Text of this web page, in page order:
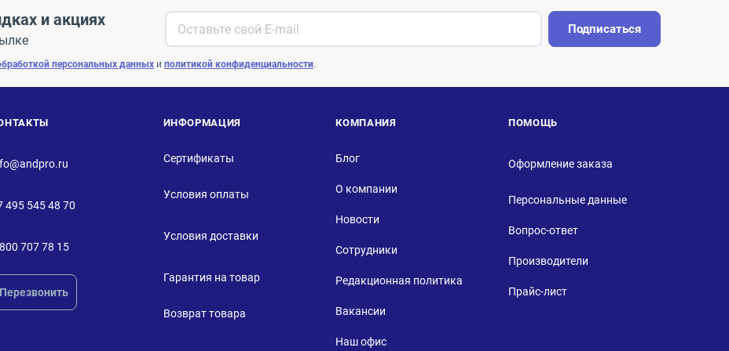
и акциях Подписаться
персональных данных и политикой конфиденциальности.
495 545 48 70
707 78 15
Перезвонить
ИНФОРМАЦИЯ
Сертификаты
Условия оплаты
Условия доставки
Гарантия на товар
Возврат товара
КОМПАНИЯ
Блог
О компании
Новости
Сотрудники
Редакционная политика
Вакансии
Наш офис
ПОМОЩЬ
Оформление заказа
Персональные данные
Вопрос-ответ
Производители
Прайс-лист